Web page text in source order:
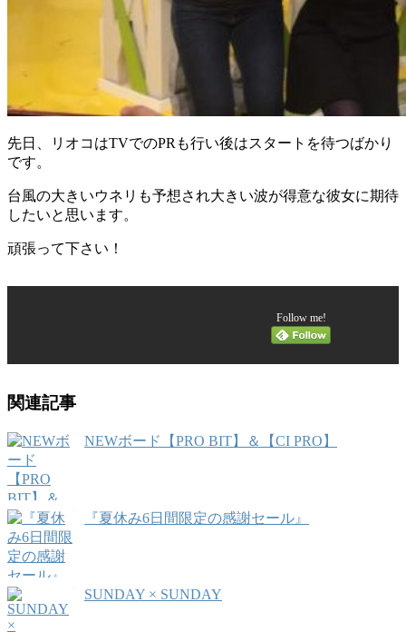
先日、リオコはTVでのPRも行い後はスタートを待つばかり
です。
台風の大きいウネリも予想され大きい波が得意な彼女に期待
したいと思います。
頑張って下さい！
Follow me!
関連記事
NEWボード【PRO BIT】＆【CI PRO】
『夏休み6日間限定の感謝セール』
SUNDAY × SUNDAY